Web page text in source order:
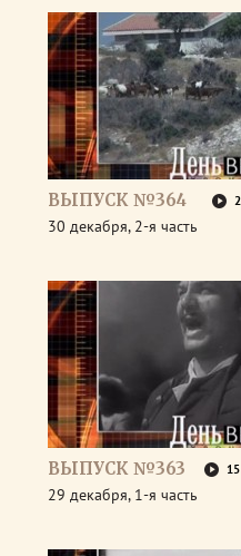
ВЫПУСК №364
30 декабря, 2-я часть
ВЫПУСК №363
29 декабря, 1-я часть